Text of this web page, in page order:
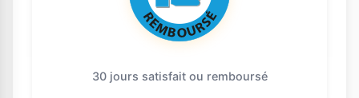
30 jours satisfait ou remboursé